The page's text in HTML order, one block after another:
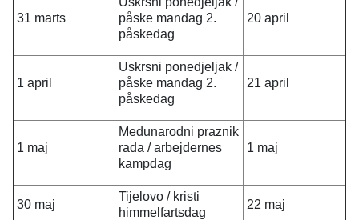
31 marts
påske mandag 2.
påskedag
20 april
1 april
Uskrsni ponedjeljak /
påske mandag 2.
påskedag
21 april
1 maj
Medunarodni praznik
rada / arbejdernes
kampdag
1 maj
30 maj
Tijelovo / kristi
himmelfartsdag
22 maj